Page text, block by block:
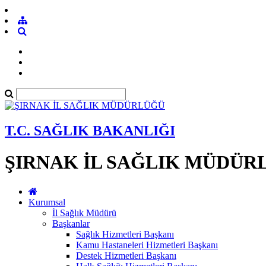
T.C. SAĞLIK BAKANLIĞI
ŞIRNAK İL SAĞLIK
Kurumsal
İl Sağlık Müdürü
Başkanlar
Sağlık Hizmetleri Başkanı
Kamu Hastaneleri Hizmetleri Başkanı
Destek Hizmetleri Başkanı